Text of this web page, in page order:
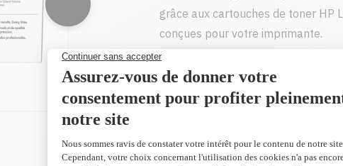
grâce aux cartouches de toner HP
conçues pour votre imprimante.
567,99 $
AJOUTER AU PANIER